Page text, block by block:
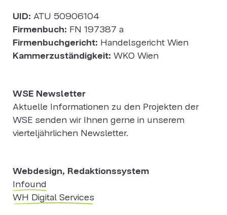
UID: ATU 50906104
Firmenbuch: FN 197387 a
Firmenbuchgericht: Handelsgericht Wien
Kammerzuständigkeit: WKO Wien
WSE Newsletter
Aktuelle Informationen zu den Projekten der
WSE senden wir Ihnen gerne in unserem
vierteljährlichen Newsletter.
Webdesign, Redaktionssystem
Infound
WH Digital Services